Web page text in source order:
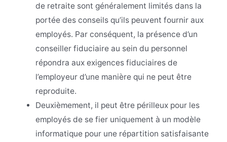
de retraite sont généralement limités dans la
portée des conseils qu’ils peuvent fournir aux
employés. Par conséquent, la présence d’un
conseiller fiduciaire au sein du personnel
répondra aux exigences fiduciaires de
l’employeur d’une manière qui ne peut être
reproduite.
Deuxièmement, il peut être périlleux pour les
employés de se fier uniquement à un modèle
informatique pour une répartition satisfaisante